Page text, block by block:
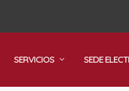
SERVICIOS SEDE